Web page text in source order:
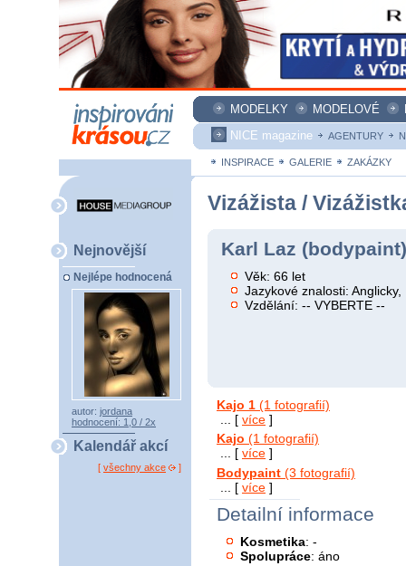
MODELKY MODELOVÉ
NICE magazine
AGENTURY
INSPIRACE GALERIE ZAKÁZKY
Nejnovější
Nejlépe hodnocená
autor: jordana
hodnocení: 1,0 / 2x
Kalendář akcí
[ všechny akce ]
Vizážista /
Karl Laz (bodypaint)
Věk: 66 let
Jazykové znalosti:
Vzdělání: -- VYBERTE --
Kajo 1 (1 fotografií)
... [ více ]
Kajo (1 fotografií)
... [ více ]
Bodypaint (3 fotografií)
... [ více ]
Detailní informace
Kosmetika: -
Spolupráce: áno